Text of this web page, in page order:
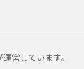
営しています。